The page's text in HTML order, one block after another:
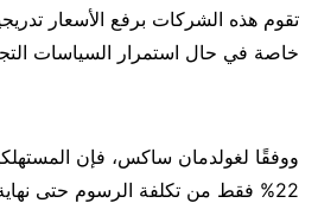
تقوم هذه الشركات برفع الأسعار
خاصة في حال استمرار السياسات
ووفقًا لغولدمان ساكس، فإن
22% فقط من تكلفة الرسوم حتى